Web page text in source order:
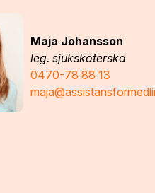
Maja Johansson
leg. sjuksköterska
0470-78 88 13